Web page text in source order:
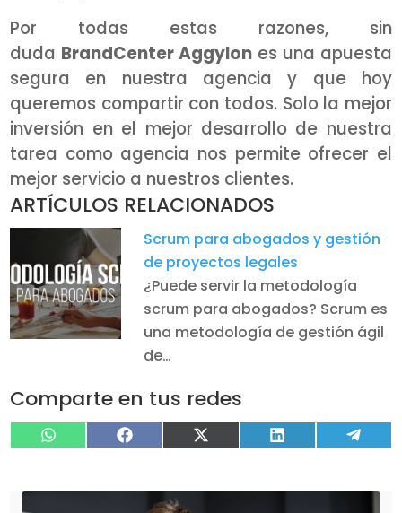
Por todas estas razones, sin
duda BrandCenter Aggylon es una apuesta
segura en nuestra agencia y que hoy
queremos compartir con todos. Solo la mejor
inversión en el mejor desarrollo de nuestra
tarea como agencia nos permite ofrecer el
mejor servicio a nuestros clientes.
ARTÍCULOS RELACIONADOS
Scrum para abogados y gestión
de proyectos legales
¿Puede servir la metodología
scrum para abogados? Scrum es
una metodología de gestión ágil
de…
Comparte en tus redes
Compartir
WhatsAppCompartir
FacebookCompartir
X Compartir
LinkedIn